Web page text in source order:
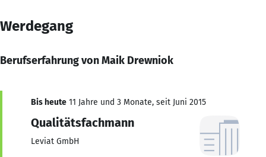
Werdegang
Berufserfahrung von Maik Drewniok
Bis heute 11 Jahre und 3 Monate, seit Juni 2015
Qualitätsfachmann
Leviat GmbH